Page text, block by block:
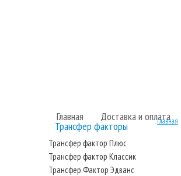
Главная Доставка и оплата
Трансфер факторы
Трансфер фактор Плюс
Трансфер фактор Классик
Трансфер Фактор Эдванс
Главная